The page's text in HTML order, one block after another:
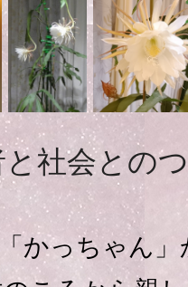
と社会との
かっちゃん